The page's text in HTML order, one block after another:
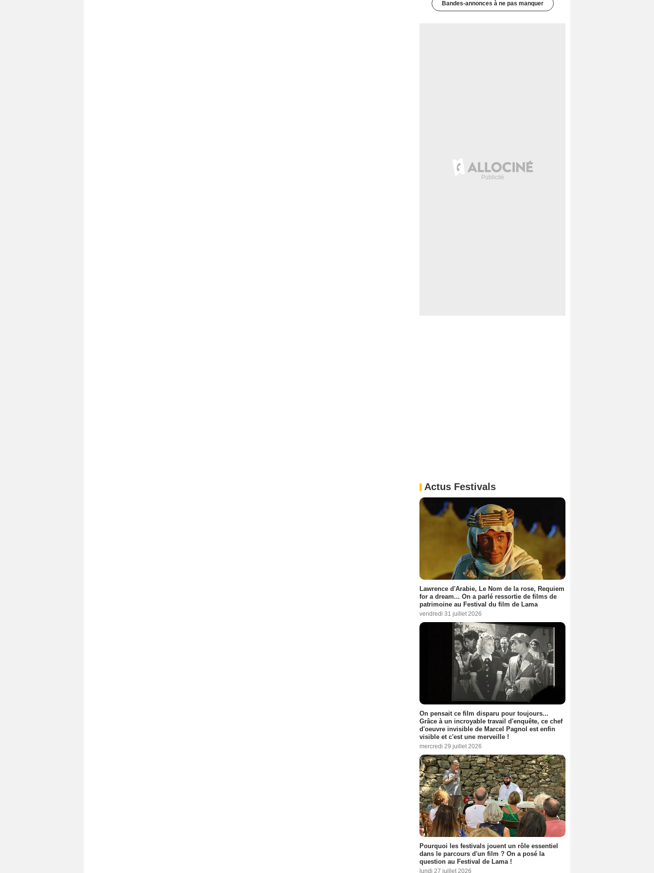
Bandes-annonces à ne pas manquer
Actus Festivals
Lawrence d'Arabie, Le Nom de la rose, Requiem
for a dream... On a parlé ressortie de films de
patrimoine au Festival du film de Lama
vendredi 31 juillet 2026
On pensait ce film disparu pour toujours...
Grâce à un incroyable travail d'enquête, ce chef
d'oeuvre invisible de Marcel Pagnol est enfin
visible et c'est une merveille !
mercredi 29 juillet 2026
Pourquoi les festivals jouent un rôle essentiel
dans le parcours d'un film ? On a posé la
question au Festival de Lama !
lundi 27 juillet 2026